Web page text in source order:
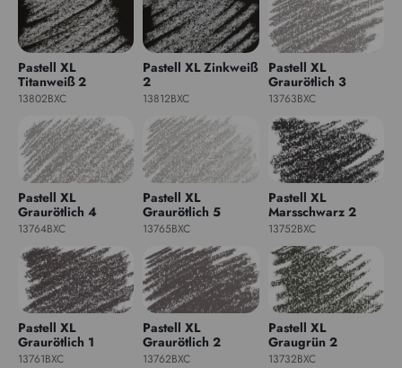
Pastell XL
Titanweiß 2
13802BXC
Pastell XL Zinkweiß
2
13812BXC
Pastell XL
Graurötlich 3
13763BXC
Pastell XL
Graurötlich 4
13764BXC
Pastell XL
Graurötlich 5
13765BXC
Pastell XL
Marsschwarz 2
13752BXC
Pastell XL
Graurötlich 1
13761BXC
Pastell XL
Graurötlich 2
13762BXC
Pastell XL
Graugrün 2
13732BXC